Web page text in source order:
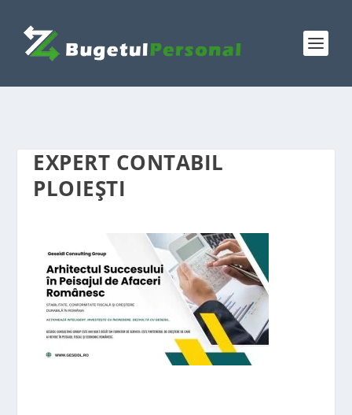
EXPERT CONTABIL
PLOIEȘTI